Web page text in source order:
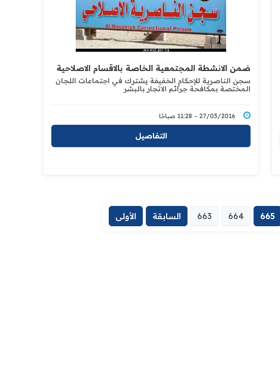
ضمن الانشطة المجتمعية الخاصة بالاقسام الاصلاحية
سجن الناصرية للإحكام الخفيفة يشترك في اجتماعات اللجان
المختصة بمكافحة جرائم الاتجار بالبشر
27/03/2016 - 11:28 صباحًا
التفاصيل
الأولى السابقة 663 664 665